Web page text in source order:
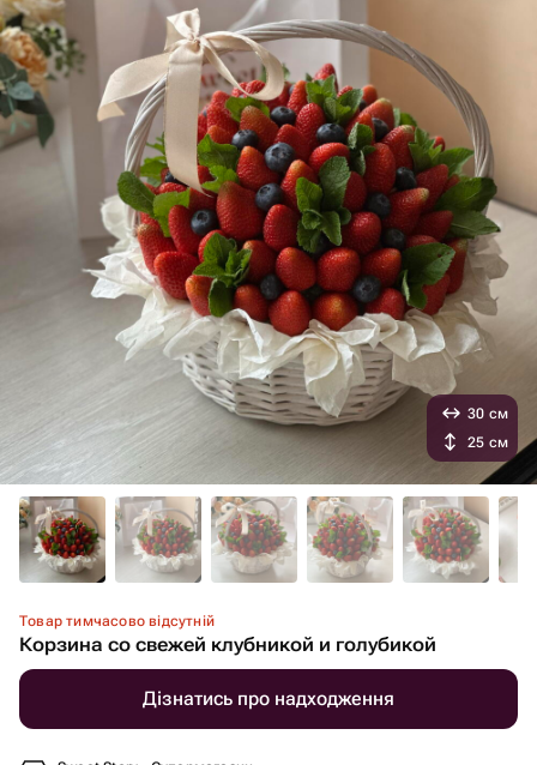
Товар тимчасово відсутній
Корзина со свежей клубникой и голубикой
Дізнатись про надходження
30 см
25 см